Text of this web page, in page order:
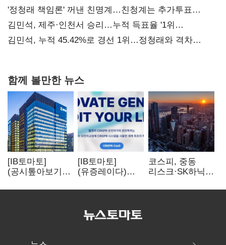
사과부터"
'정청래 책임론' 꺼낸 친명계…친청계는 추가투표
때리기
김민석, 제주·인천서 승리…누적 득표율 '1위
탈환'(종합)
김민석, 누적 45.42%로 경선 1위…정청래와 격차
함께 볼만한 뉴스
[IB토마토]
(공시톺아보기)
바로 매출로
[IB토마토]
(유증레이다)
3분의 1 토막…
비용부터 챙긴다
코스피, 중동
리스크·SK하닉
뒷걸음